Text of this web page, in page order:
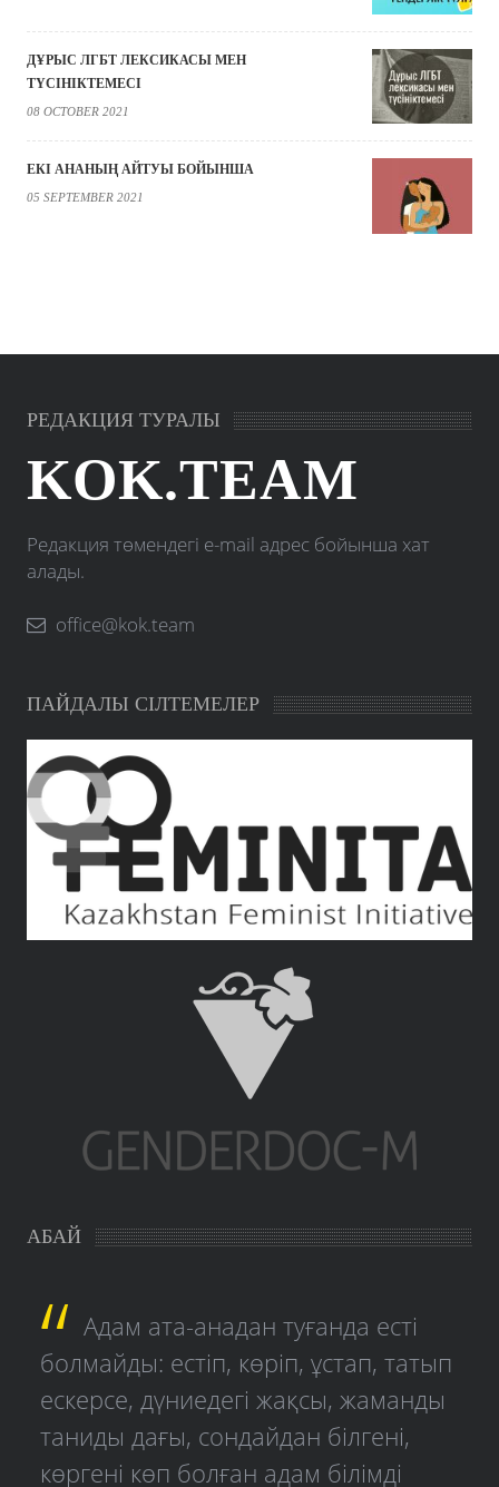
ДҰРЫС ЛГБТ ЛЕКСИКАСЫ МЕН
ТҮСІНІКТЕМЕСІ
08 OCTOBER 2021
ЕКІ АНАНЫҢ АЙТУЫ БОЙЫНША
05 SEPTEMBER 2021
РЕДАКЦИЯ ТУРАЛЫ
KOK.TEAM
Редакция төмендегі e-mail адрес бойынша хат
алады.
office@kok.team
ПАЙДАЛЫ СІЛТЕМЕЛЕР
АБАЙ
Адам ата-анадан туғанда есті
болмайды: естіп, көріп, ұстап, татып
ескерсе, дүниедегі жақсы, жаманды
таниды дағы, сондайдан білгені,
көргені көп болған адам білімді